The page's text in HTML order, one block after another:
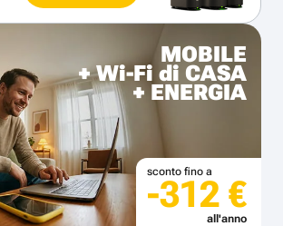
MOBILE
+ Wi-Fi di CASA
+ ENERGIA
sconto fino a
-312 €
all'anno